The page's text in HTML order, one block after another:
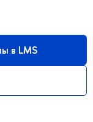
в LMS